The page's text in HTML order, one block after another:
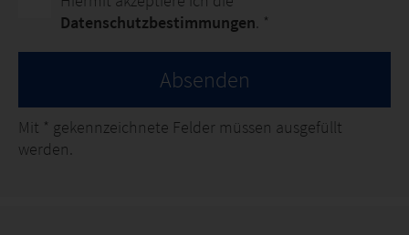
Datenschutzbestimmungen . *
Absenden
Mit * gekennzeichnete Felder müssen ausgefüllt
werden.